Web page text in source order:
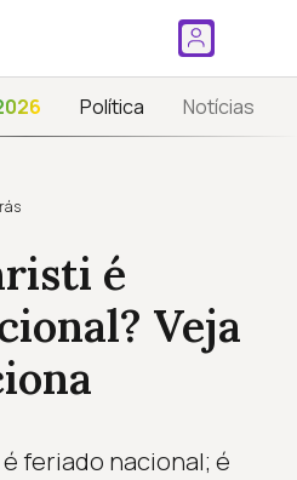
Política Notícias
é
Veja
feriado nacional; é